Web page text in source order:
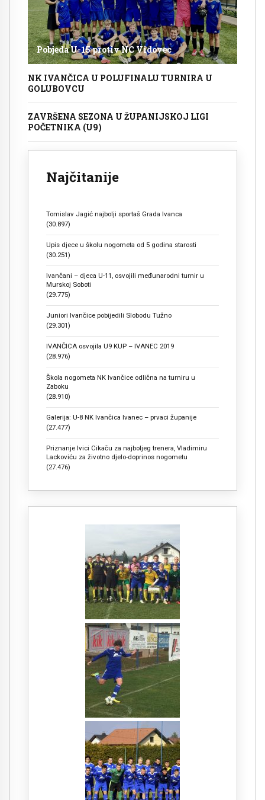
Pobjeda U-15 protiv NC Vidovec
NK IVANČICA U POLUFINALU TURNIRA U
GOLUBOVCU
ZAVRŠENA SEZONA U ŽUPANIJSKOJ LIGI
POČETNIKA (U9)
Najčitanije
Tomislav Jagić najbolji sportaš Grada Ivanca
(30.897)
Upis djece u školu nogometa od 5 godina starosti
(30.251)
Ivančani – djeca U-11, osvojili međunarodni turnir u
Murskoj Soboti
(29.775)
Juniori Ivančice pobijedili Slobodu Tužno
(29.301)
IVANČICA osvojila U9 KUP – IVANEC 2019
(28.976)
Škola nogometa NK Ivančice odlična na turniru u
Zaboku
(28.910)
Galerija: U-8 NK Ivančica Ivanec – prvaci županije
(27.477)
Priznanje Ivici Cikaču za najboljeg trenera, Vladimiru
Lackoviću za životno djelo-doprinos nogometu
(27.476)